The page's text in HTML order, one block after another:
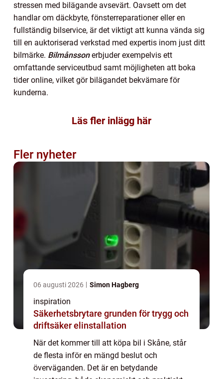
stressen med bilägande avsevärt. Oavsett om det
handlar om däckbyte, fönsterreparationer eller en
fullständig bilservice, är det viktigt att kunna vända sig
till en auktoriserad verkstad med expertis inom just ditt
bilmärke. Bilmånssonerbjuder exempelvis ett
omfattande serviceutbud samt möjligheten att boka
tider online, vilket gör bilägandet bekvämare för
kunderna.
Läs fler inlägg här
Fler nyheter
06 augusti 2026 Simon Hagberg
inspiration
Säkerhetsbrytare grunden för trygg och
driftsäker elinstallation
När det kommer till att köpa bil i Skåne, står
de flesta inför en mängd beslut och
överväganden. Det är en betydande